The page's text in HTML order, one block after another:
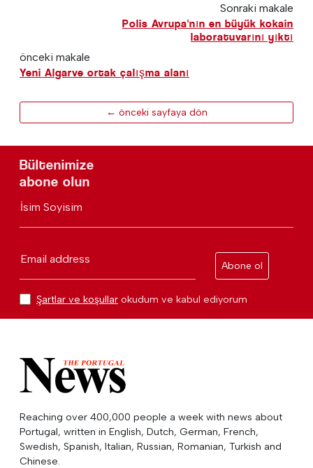
Sonraki makale
Polis Avrupa'nın en büyük kokain
laboratuvarını yıktı
önceki makale
Yeni Algarve ortak çalışma alanı
← önceki sayfaya dön
Bültenimize
abone olun
İsim Soyisim
Email address
Abone ol
Şartlar ve koşullar okudum ve kabul ediyorum
Reaching over 400,000 people a week with news about
Portugal, written in English, Dutch, German, French,
Swedish, Spanish, Italian, Russian, Romanian, Turkish and
Chinese.